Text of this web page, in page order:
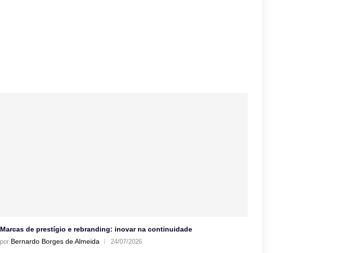
Marcas de prestígio e rebranding: inovar na continuidade
por Bernardo Borges de Almeida 24/07/2026